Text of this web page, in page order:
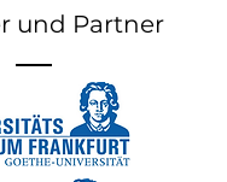
und Partner